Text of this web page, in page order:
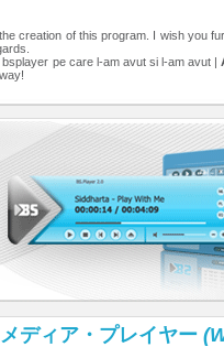
creation of this program. I wish you
pe care l-am avut si l-am avut |
ディア・プレイヤー